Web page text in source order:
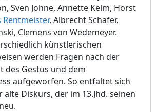
Sven Johne, Annette Kelm, Horst
Rentmeister, Albrecht Schäfer,
Clemens von Wedemeyer.
künstlerischen
werden Fragen nach der
des Gestus und dem
aufgeworfen. So entfaltet sich
Diskurs, der im 13.Jhd. seinen